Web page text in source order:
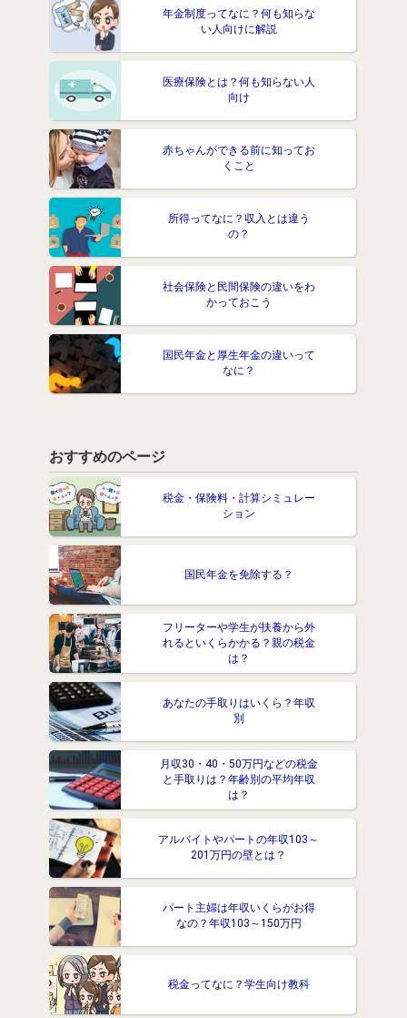
年金制度ってなに？何も知らな
い人向けに解説
医療保険とは？何も知らない人
向け
赤ちゃんができる前に知ってお
くこと
所得ってなに？収入とは違う
の？
社会保険と民間保険の違いをわ
かっておこう
国民年金と厚生年金の違いって
なに？
おすすめのページ
税金・保険料・計算シミュレー
ション
国民年金を免除する？
フリーターや学生が扶養から外
れるといくらかかる？親の税金
は？
あなたの手取りはいくら？年収
別
月収30・40・50万円などの税金
と手取りは？年齢別の平均年収
は？
アルバイトやパートの年収103～
201万円の壁とは？
パート主婦は年収いくらがお得
なの？年収103～150万円
税金ってなに？学生向け教科